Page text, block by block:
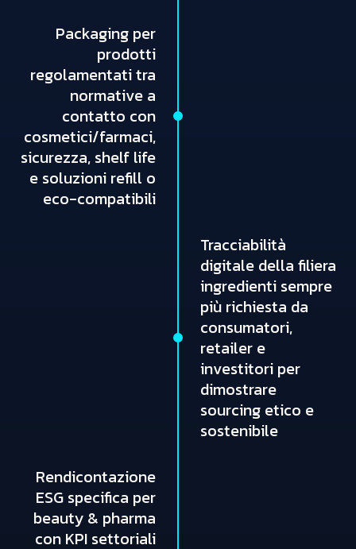
Packaging per
prodotti
regolamentati tra
normative a
contatto con
cosmetici/farmaci,
sicurezza, shelf life
e soluzioni refill o
eco-compatibili
Tracciabilità
digitale della filiera
ingredienti sempre
più richiesta da
consumatori,
retailer e
investitori per
dimostrare
sourcing etico e
sostenibile
Rendicontazione
ESG specifica per
beauty & pharma
con KPI settoriali